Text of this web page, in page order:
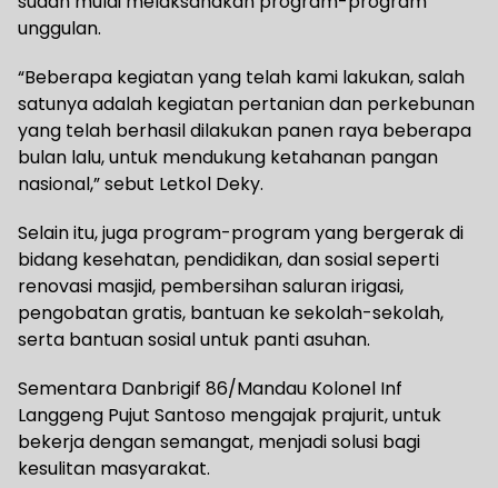
unggulan.
“Beberapa kegiatan yang telah kami lakukan, salah
satunya adalah kegiatan pertanian dan perkebunan
yang telah berhasil dilakukan panen raya beberapa
bulan lalu, untuk mendukung ketahanan pangan
nasional,” sebut Letkol Deky.
Selain itu, juga program-program yang bergerak di
bidang kesehatan, pendidikan, dan sosial seperti
renovasi masjid, pembersihan saluran irigasi,
pengobatan gratis, bantuan ke sekolah-sekolah,
serta bantuan sosial untuk panti asuhan.
Sementara Danbrigif 86/Mandau Kolonel Inf
Langgeng Pujut Santoso mengajak prajurit, untuk
bekerja dengan semangat, menjadi solusi bagi
kesulitan masyarakat.